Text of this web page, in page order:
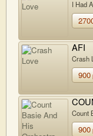
I Had
AFI
Crash
900
Count
900